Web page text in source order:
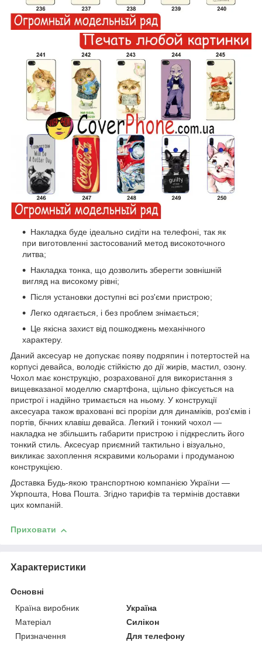
Накладка буде ідеально сидіти на телефоні, так як
при виготовленні застосований метод високоточного
литва;
Накладка тонка, що дозволить зберегти зовнішній
вигляд на високому рівні;
Після установки доступні всі роз'єми пристрою;
Легко одягається, і без проблем знімається;
Це якісна захист від пошкоджень механічного
характеру.
Даний аксесуар не допускає появу подряпин і потертостей на
корпусі девайса, володіє стійкістю до дії жирів, мастил, озону.
Чохол має конструкцію, розрахованої для використання з
вищевказаної моделлю смартфона, щільно фіксується на
пристрої і надійно тримається на ньому. У конструкції
аксесуара також враховані всі прорізи для динаміків, роз'ємів і
портів, бічних клавіш девайса. Легкий і тонкий чохол ―
накладка не збільшить габарити пристрою і підкреслить його
тонкий стиль. Аксесуар приємний тактильно і візуально,
викликає захоплення яскравими кольорами і продуманою
конструкцією.
Доставка Будь-якою транспортною компанією України ―
Укрпошта, Нова Пошта. Згідно тарифів та термінів доставки
цих компаній.
Приховати
Характеристики
Основні
Країна виробник
Україна
Матеріал
Силікон
Призначення
Для телефону